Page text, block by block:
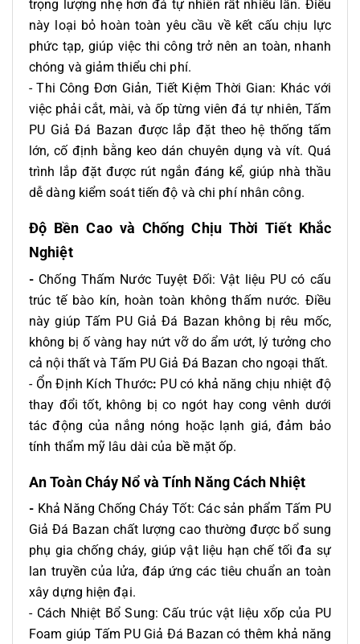
trọng lượng nhẹ hơn đá tự nhiên rất nhiều lần. Điều
này loại bỏ hoàn toàn yêu cầu về kết cấu chịu lực
phức tạp, giúp việc thi công trở nên an toàn, nhanh
chóng và giảm thiểu chi phí.
- Thi Công Đơn Giản, Tiết Kiệm Thời Gian: Khác với
việc phải cắt, mài, và ốp từng viên đá tự nhiên, Tấm
PU Giả Đá Bazan được lắp đặt theo hệ thống tấm
lớn, cố định bằng keo dán chuyên dụng và vít. Quá
trình lắp đặt được rút ngắn đáng kể, giúp nhà thầu
dễ dàng kiểm soát tiến độ và chi phí nhân công.
Độ Bền Cao và Chống Chịu Thời Tiết Khắc
Nghiệt
- Chống Thấm Nước Tuyệt Đối: Vật liệu PU có cấu
trúc tế bào kín, hoàn toàn không thấm nước. Điều
này giúp Tấm PU Giả Đá Bazan không bị rêu mốc,
không bị ố vàng hay nứt vỡ do ẩm ướt, lý tưởng cho
cả nội thất và Tấm PU Giả Đá Bazan cho ngoại thất.
- Ổn Định Kích Thước: PU có khả năng chịu nhiệt độ
thay đổi tốt, không bị co ngót hay cong vênh dưới
tác động của nắng nóng hoặc lạnh giá, đảm bảo
tính thẩm mỹ lâu dài của bề mặt ốp.
An Toàn Cháy Nổ và Tính Năng Cách Nhiệt
- Khả Năng Chống Cháy Tốt: Các sản phẩm Tấm PU
Giả Đá Bazan chất lượng cao thường được bổ sung
phụ gia chống cháy, giúp vật liệu hạn chế tối đa sự
lan truyền của lửa, đáp ứng các tiêu chuẩn an toàn
xây dựng hiện đại.
- Cách Nhiệt Bổ Sung: Cấu trúc vật liệu xốp của PU
Foam giúp Tấm PU Giả Đá Bazan có thêm khả năng